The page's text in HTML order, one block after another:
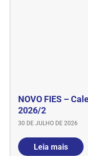
NOVO FIES –
2026/2
30 DE JULHO DE 2026
Leia mais